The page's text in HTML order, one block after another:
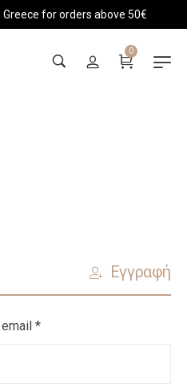
Greece for orders above 50€
0
*
Εγγραφή